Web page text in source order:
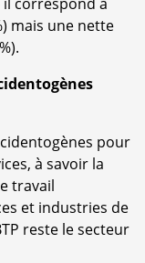
mais une nette
pour
à savoir la
travail
et industries de
reste le secteur